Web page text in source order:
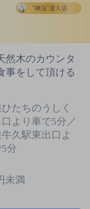
然木のカウンタ
事をして頂ける
たちのうしく
より車で5分／
久駅東出口よ
分
未満